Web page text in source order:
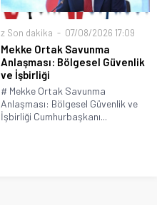
z Son dakika 07/08/2026 17:09
Mekke Ortak Savunma
Anlaşması: Bölgesel Güvenlik
ve İşbirliği
# Mekke Ortak Savunma
Anlaşması: Bölgesel Güvenlik ve
İşbirliği Cumhurbaşkanı...